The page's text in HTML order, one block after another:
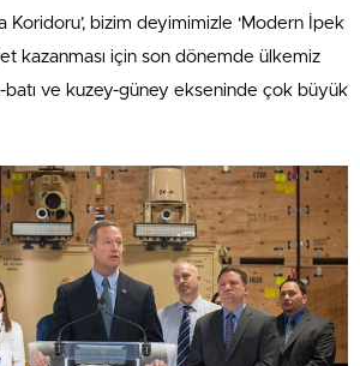
Koridoru’, bizim deyimimizle ‘Modern İpek
kazanması için son dönemde ülkemiz
ve kuzey-güney ekseninde çok büyük